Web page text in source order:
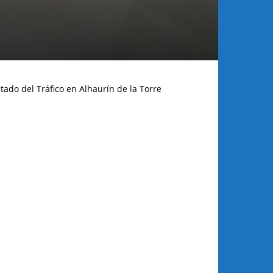
del Tráfico en Alhaurín de la Torre